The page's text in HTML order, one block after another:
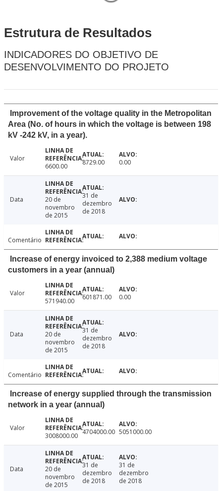
Estrutura de Resultados
INDICADORES DO OBJETIVO DE
DESENVOLVIMENTO DO PROJETO
Improvement of the voltage quality in the Metropolitan
Area (No. of hours in which the voltage is between 198
kV -242 kV, in a year).
Valor
6600.00
8729.00 0.00
Data
20 de
novembro
de 2015
31 de
dezembro
de 2018
Comentário
Increase of energy invoiced to 2,388 medium voltage
customers in a year (annual)
Valor
571940.00
601871.00 0.00
Data
20 de
novembro
de 2015
31 de
dezembro
de 2018
Comentário
Increase of energy supplied through the transmission
network in a year (annual)
Valor
3008000.00 4704000.00 5051000.00
Data
20 de
novembro
de 2015
31 de
dezembro
de 2018
31 de
dezembro
de 2018